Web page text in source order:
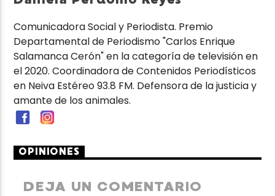
Comunicadora Social y Periodista. Premio
Departamental de Periodismo "Carlos Enrique
Salamanca Cerón" en la categoría de televisión en
el 2020. Coordinadora de Contenidos Periodísticos
en Neiva Estéreo 93.8 FM. Defensora de la justicia y
amante de los animales.
OPINIONES
DEJA UN COMENTARIO